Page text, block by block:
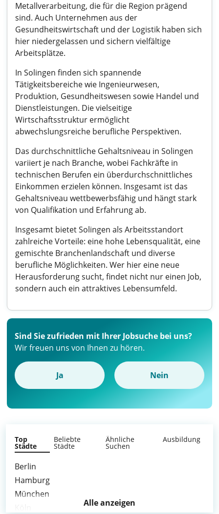
Metallverarbeitung, die für die Region prägend
sind. Auch Unternehmen aus der
Gesundheitswirtschaft und der Logistik haben sich
hier niedergelassen und sichern vielfältige
Arbeitsplätze.
In Solingen finden sich spannende
Tätigkeitsbereiche wie Ingenieurwesen,
Produktion, Gesundheitswesen sowie Handel und
Dienstleistungen. Die vielseitige
Wirtschaftsstruktur ermöglicht
abwechslungsreiche berufliche Perspektiven.
Das durchschnittliche Gehaltsniveau in Solingen
variiert je nach Branche, wobei Fachkräfte in
technischen Berufen ein überdurchschnittliches
Einkommen erzielen können. Insgesamt ist das
Gehaltsniveau wettbewerbsfähig und hängt stark
von Qualifikation und Erfahrung ab.
Insgesamt bietet Solingen als Arbeitsstandort
zahlreiche Vorteile: eine hohe Lebensqualität, eine
gemischte Branchenlandschaft und diverse
berufliche Möglichkeiten. Wer hier eine neue
Herausforderung sucht, findet nicht nur einen Job,
sondern auch ein attraktives Lebensumfeld.
Sind Sie zufrieden mit Ihrer Jobsuche bei uns?
Wir freuen uns von Ihnen zu hören.
Ja Nein
Top
Städte
Beliebte
Städte
Ähnliche
Suchen
Ausbildung
Berlin
Hamburg
München
Alle anzeigen